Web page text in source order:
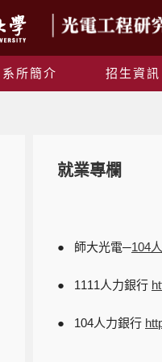
系所簡介 招生資訊
就業專欄
● 師大光電─104
● 1111人力銀行
● 104人力銀行